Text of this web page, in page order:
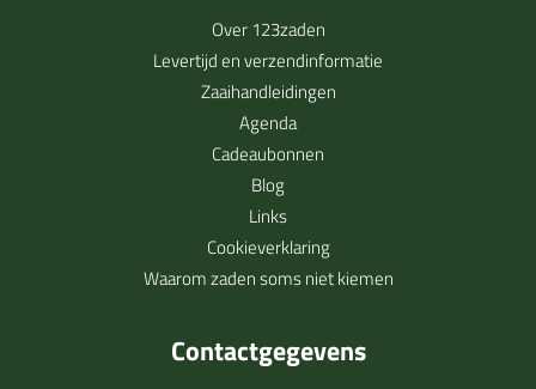
Over 123zaden
Levertijd en verzendinformatie
Zaaihandleidingen
Agenda
Cadeaubonnen
Blog
Links
Cookieverklaring
Waarom zaden soms niet kiemen
Contactgegevens